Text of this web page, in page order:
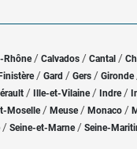
Rhône/ Calvados / Cantal /
Finistère/ Gard / Gers / Gironde
/ Ille-et-Vilaine/ Indre/
Moselle/ Meuse/ Monaco /
/ Seine-et-Marne/ Seine-